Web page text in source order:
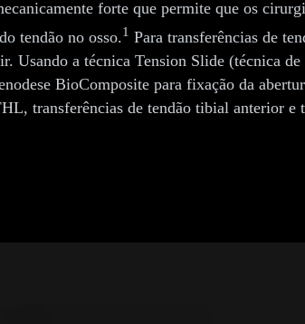
forte que permite que os
tendão no osso.1 Para transferências de
Usando a técnica Tension Slide (técnica
BioComposite para fixação da
transferências de tendão tibial anterior